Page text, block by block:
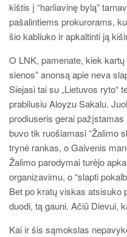
kištis į “harliavinę bylą”
pašalintiems prokurorams,
šio kabliuko ir apkaltinti ją
O LNK, pamenate, kiek
sienos” anonsą apie neva
Siejasi tai su „Lietuvos ryto“
prabilusiu Aloyzu Sakalu.
prodiuseris gerai
buvo tik ruošiamasi “Žalimo
trynė rankas, o Gaivenis
Žalimo parodymai turėjo
organizavimu, o “slapti
Bet po kratų viskas atsisuko
duodi, tą gauni. Ačiū Dievui,
Kai ir šis sąmokslas